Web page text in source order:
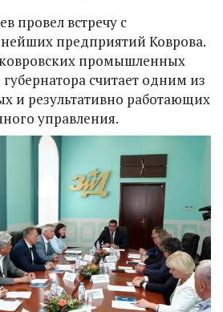
провел встречу с
предприятий Коврова.
промышленных
считает одним из
и результативно работающих
управления.